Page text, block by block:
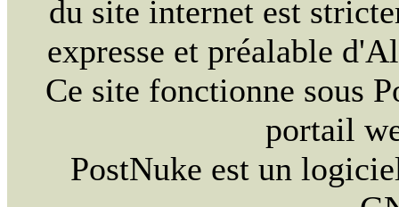
du site internet est
expresse et préalable
Ce site fonctionne sous
portail
PostNuke est un